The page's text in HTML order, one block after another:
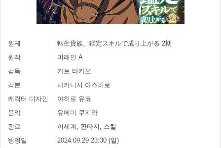
원제
転生貴族、鑑定スキルで成り上がる 2期
원작
미래인 A
감독
카토 타카오
각본
나카니시 야스히로
캐릭터 디자인
야히로 유코
음악
유메미 쿠지라
장르
이세계, 판타지, 스킬
방영일
2024.09.29 23:30 (일)